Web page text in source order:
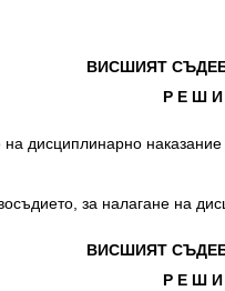
ВИСШИЯТ
Р Е Ш И
на дисциплинарно
за налагане на
ВИСШИЯТ
Р Е Ш И